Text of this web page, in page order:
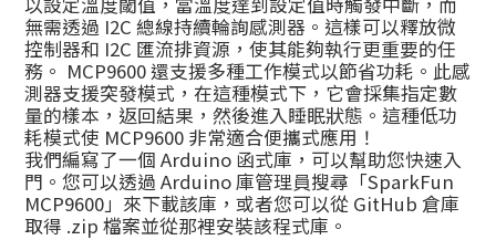
無需透過 I2C 總線持續輪詢感測器。這樣可以釋放微
控制器和 I2C 匯流排資源，使其能夠執行更重要的任
務。 MCP9600 還支援多種工作模式以節省功耗。此感
測器支援突發模式，在這種模式下，它會採集指定數
量的樣本，返回結果，然後進入睡眠狀態。這種低功
耗模式使 MCP9600 非常適合便攜式應用！
我們編寫了一個 Arduino 函式庫，可以幫助您快速入
門。您可以透過 Arduino 庫管理員搜尋「SparkFun
MCP9600」來下載該庫，或者您可以從 GitHub 倉庫
取得 .zip 檔案並從那裡安裝該程式庫。